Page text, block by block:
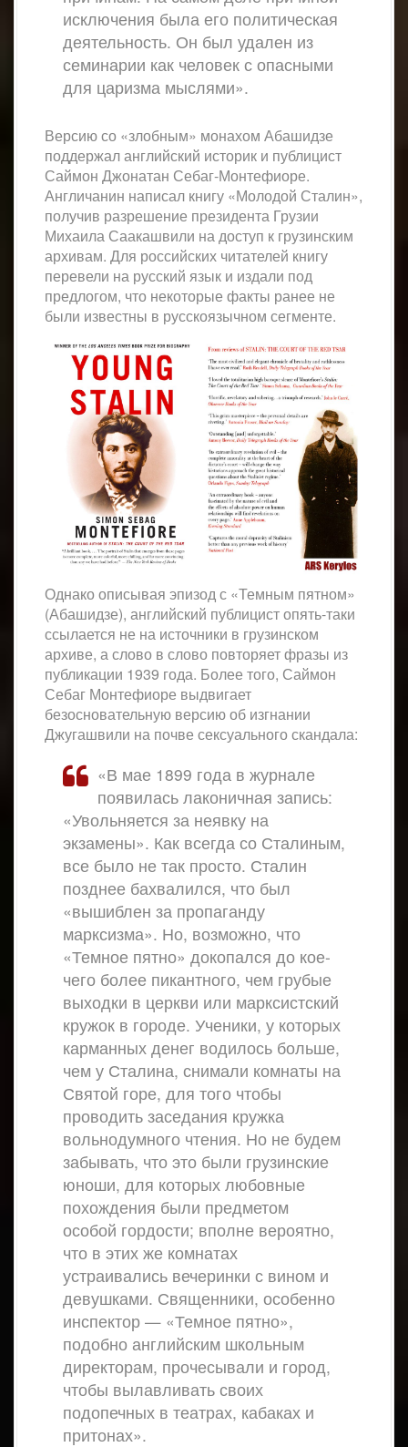
исключения была его политическая
деятельность. Он был удален из
семинарии как человек с опасными
для царизма мыслями».
Версию со «злобным» монахом Абашидзе
поддержал английский историк и публицист
Саймон Джонатан Себаг-Монтефиоре.
Англичанин написал книгу «Молодой Сталин»,
получив разрешение президента Грузии
Михаила Саакашвили на доступ к грузинским
архивам. Для российских читателей книгу
перевели на русский язык и издали под
предлогом, что некоторые факты ранее не
были известны в русскоязычном сегменте.
Однако описывая эпизод с «Темным пятном»
(Абашидзе), английский публицист опять-таки
ссылается не на источники в грузинском
архиве, а слово в слово повторяет фразы из
публикации 1939 года. Более того, Саймон
Себаг Монтефиоре выдвигает
безосновательную версию об изгнании
Джугашвили на почве сексуального скандала:
«В мае 1899 года в журнале
появилась лаконичная запись:
«Увольняется за неявку на
экзамены». Как всегда со Сталиным,
все было не так просто. Сталин
позднее бахвалился, что был
«вышиблен за пропаганду
марксизма». Но, возможно, что
«Темное пятно» докопался до кое-
чего более пикантного, чем грубые
выходки в церкви или марксистский
кружок в городе. Ученики, у которых
карманных денег водилось больше,
чем у Сталина, снимали комнаты на
Святой горе, для того чтобы
проводить заседания кружка
вольнодумного чтения. Но не будем
забывать, что это были грузинские
юноши, для которых любовные
похождения были предметом
особой гордости; вполне вероятно,
что в этих же комнатах
устраивались вечеринки с вином и
девушками. Священники, особенно
инспектор — «Темное пятно»,
подобно английским школьным
директорам, прочесывали и город,
чтобы вылавливать своих
подопечных в театрах, кабаках и
притонах».